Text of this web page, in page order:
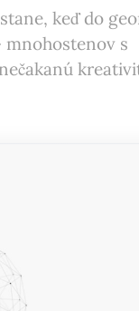
keď do
mnohostenov s